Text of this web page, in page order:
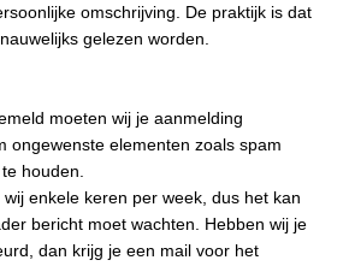
omschrijving. De praktijk is dat
gelezen worden.
moeten wij je aanmelding
ongewenste elementen zoals spam
houden.
enkele keren per week, dus het kan
bericht moet wachten. Hebben wij je
dan krijg je een mail voor het